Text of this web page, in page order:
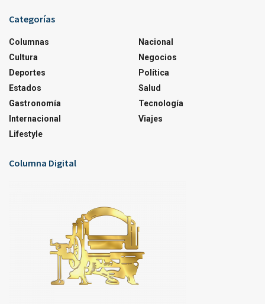
Categorías
Columnas
Cultura
Deportes
Estados
Gastronomía
Internacional
Lifestyle
Nacional
Negocios
Política
Salud
Tecnología
Viajes
Columna Digital